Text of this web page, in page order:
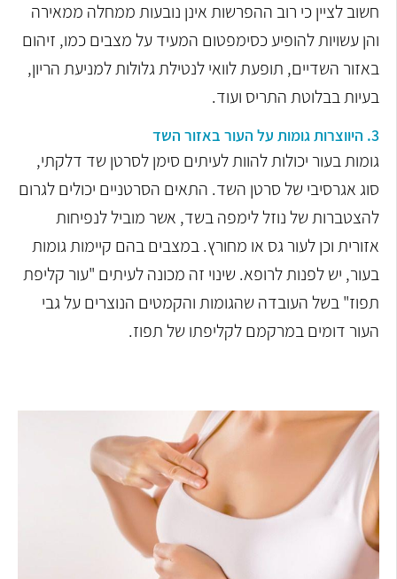
חשוב לציין כי רוב ההפרשות אינן נובעות ממחלה ממאירה
והן עשויות להופיע כסימפטום המעיד על מצבים כמו, זיהום
באזור השדיים, תופעת לוואי לנטילת גלולות למניעת הריון,
בעיות בבלוטת התריס ועוד.
3. היווצרות גומות על העור באזור השד
גומות בעור יכולות להוות לעיתים סימן לסרטן שד דלקתי,
סוג אגרסיבי של סרטן השד. התאים הסרטניים יכולים לגרום
להצטברות של נוזל לימפה בשד, אשר מוביל לנפיחות
אזורית וכן לעור גס או מחורץ. במצבים בהם קיימות גומות
בעור, יש לפנות לרופא. שינוי זה מכונה לעיתים "עור קליפת
תפוז" בשל העובדה שהגומות והקמטים הנוצרים על גבי
העור דומים במרקמם לקליפתו של תפוז.